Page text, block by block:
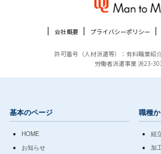
会社概要 プライバシーポリシー
許可番号（人材派遣等）：有料職業紹
労働者派遣事業 派23-
基本のページ
HOME
お知らせ
職種
組
加